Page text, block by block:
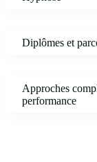
Diplômes et
Approches
performance